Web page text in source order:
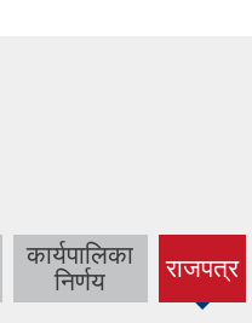
कार्यपालिका
निर्णय
राजपत्र
(active
tab)